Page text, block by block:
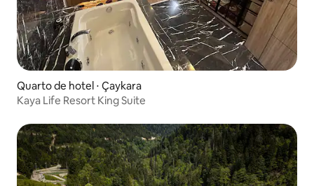
Quarto de hotel ⋅ Çaykara
Kaya Life Resort King Suite